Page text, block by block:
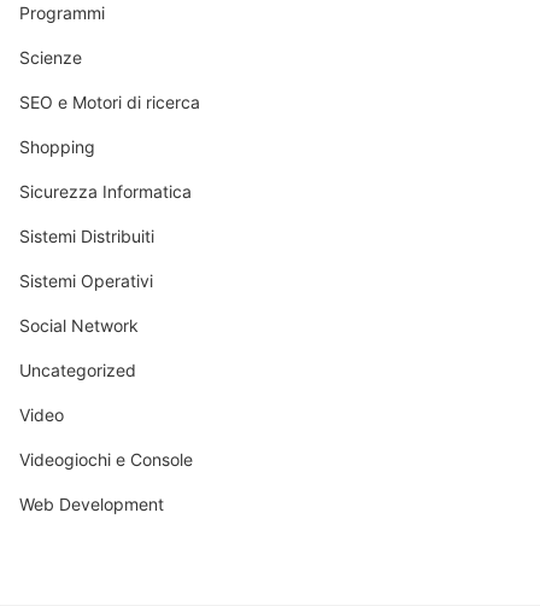
Programmi
Scienze
SEO e Motori di ricerca
Shopping
Sicurezza Informatica
Sistemi Distribuiti
Sistemi Operativi
Social Network
Uncategorized
Video
Videogiochi e Console
Web Development